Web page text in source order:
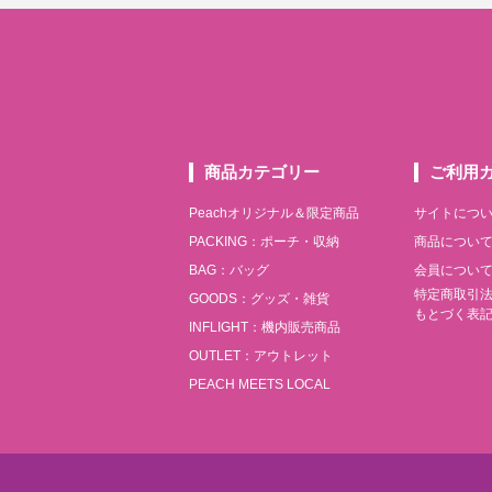
商品カテゴリー
Peachオリジナル＆限定商品
PACKING：ポーチ・収納
BAG：バッグ
GOODS：グッズ・雑貨
INFLIGHT：機内販売商品
OUTLET：アウトレット
PEACH MEETS LOCAL
ご利用
サイトにつ
商品について
会員について
特定商取引
もとづく表記